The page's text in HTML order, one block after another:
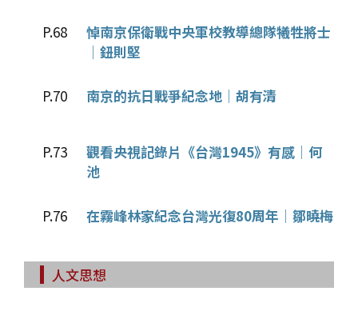
P.68
悼南京保衛戰中央軍校教導總隊犧牲將士
│鈕則堅
P.70 南京的抗日戰爭紀念地│胡有清
P.73
觀看央視記錄片《台灣1945》有感│何
池
P.76 在霧峰林家紀念台灣光復80周年│鄒曉梅
人文思想